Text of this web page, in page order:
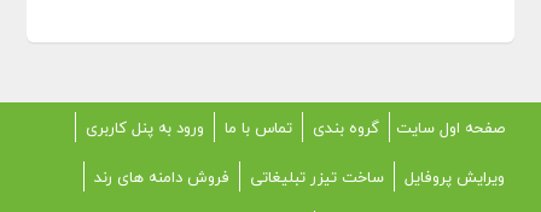
صفحه اول سایت گروه بندی تماس با ما
ورود به پنل کاربری
ویرایش پروفایل
ساخت تیزر تبلیغاتی
فروش دامنه های رند